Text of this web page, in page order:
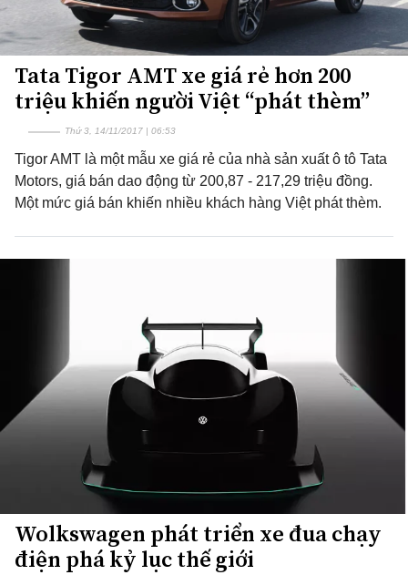
Tata Tigor AMT xe giá rẻ hơn 200
triệu khiến người Việt “phát thèm”
Thứ 3, 14/11/2017 | 06:53
Tigor AMT là một mẫu xe giá rẻ của nhà sản xuất ô tô Tata
Motors, giá bán dao động từ 200,87 - 217,29 triệu đồng.
Một mức giá bán khiến nhiều khách hàng Việt phát thèm.
Wolkswagen phát triển xe đua chạy
điện phá kỷ lục thế giới